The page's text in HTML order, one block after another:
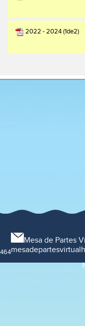
2022 - 2024 (1de2)
Mesa de Partes